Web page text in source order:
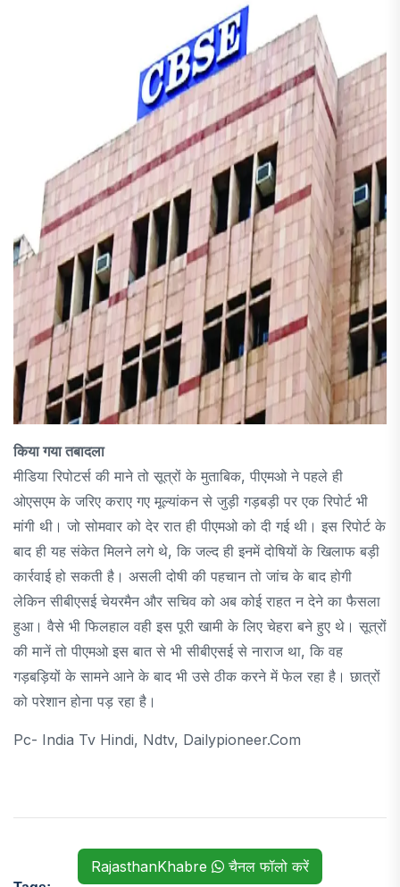
किया गया तबादला
मीडिया रिपोटर्स की माने तो सूत्रों के मुताबिक, पीएमओ ने पहले ही
ओएसएम के जरिए कराए गए मूल्यांकन से जुड़ी गड़बड़ी पर एक रिपोर्ट भी
मांगी थी। जो सोमवार को देर रात ही पीएमओ को दी गई थी। इस रिपोर्ट के
बाद ही यह संकेत मिलने लगे थे, कि जल्द ही इनमें दोषियों के खिलाफ बड़ी
कार्रवाई हो सकती है। असली दोषी की पहचान तो जांच के बाद होगी
लेकिन सीबीएसई चेयरमैन और सचिव को अब कोई राहत न देने का फैसला
हुआ। वैसे भी फिलहाल वही इस पूरी खामी के लिए चेहरा बने हुए थे। सूत्रों
की मानें तो पीएमओ इस बात से भी सीबीएसई से नाराज था, कि वह
गड़बड़ियों के सामने आने के बाद भी उसे ठीक करने में फेल रहा है। छात्रों
को परेशान होना पड़ रहा है।
Pc- India Tv Hindi, Ndtv, Dailypioneer.com
RajasthanKhabre चैनल फॉलो करें